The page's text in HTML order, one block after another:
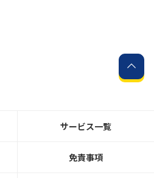
サービス一覧
免責事項